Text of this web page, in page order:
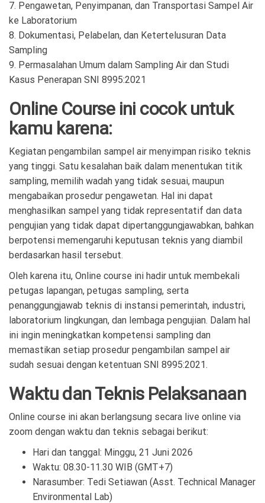
7. Pengawetan, Penyimpanan, dan Transportasi Sampel Air
ke Laboratorium
8. Dokumentasi, Pelabelan, dan Ketertelusuran Data
Sampling
9. Permasalahan Umum dalam Sampling Air dan Studi
Kasus Penerapan SNI 8995:2021
Online Course ini cocok untuk
kamu karena:
Kegiatan pengambilan sampel air menyimpan risiko teknis
yang tinggi. Satu kesalahan baik dalam menentukan titik
sampling, memilih wadah yang tidak sesuai, maupun
mengabaikan prosedur pengawetan. Hal ini dapat
menghasilkan sampel yang tidak representatif dan data
pengujian yang tidak dapat dipertanggungjawabkan, bahkan
berpotensi memengaruhi keputusan teknis yang diambil
berdasarkan hasil tersebut.
Oleh karena itu, Online course ini hadir untuk membekali
petugas lapangan, petugas sampling, serta
penanggungjawab teknis di instansi pemerintah, industri,
laboratorium lingkungan, dan lembaga pengujian. Dalam hal
ini ingin meningkatkan kompetensi sampling dan
memastikan setiap prosedur pengambilan sampel air
sudah sesuai dengan ketentuan SNI 8995:2021.
Waktu dan Teknis Pelaksanaan
Online course ini akan berlangsung secara live online via
zoom dengan waktu dan teknis sebagai berikut:
Hari dan tanggal: Minggu, 21 Juni 2026
Waktu: 08.30-11.30 WIB (GMT+7)
Narasumber: Tedi Setiawan (Asst. Technical Manager
Environmental Lab)